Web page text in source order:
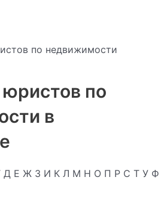
по недвижимости
по
в
Д Е Ж З И К Л М Н О П Р С Т У Ф